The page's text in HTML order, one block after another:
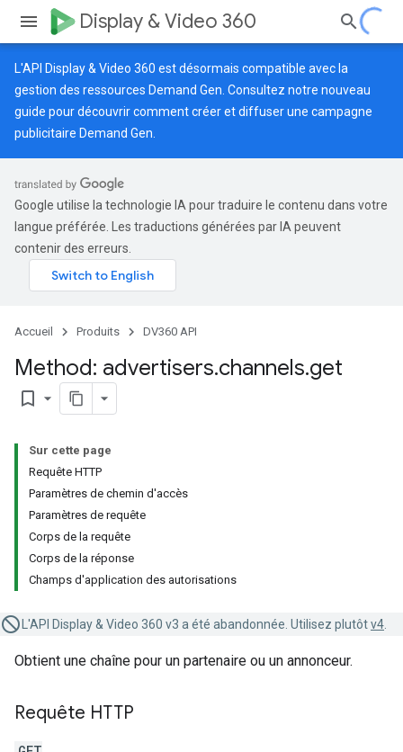
Display & Video 360
L'API Display & Video 360 est désormais compatible avec la
gestion des ressources Demand Gen. Consultez notre nouveau
guide pour découvrir comment créer et diffuser une campagne
publicitaire Demand Gen.
Google utilise la technologie IA pour traduire le contenu dans votre
langue préférée. Les traductions générées par IA peuvent
contenir des erreurs.
Accueil Produits DV360 API
Method: advertisers.channels.get
bookmark_border
Sur cette page
Requête HTTP
Paramètres de chemin d'accès
Paramètres de requête
Corps de la requête
Corps de la réponse
Champs d'application des autorisations
L'API Display & Video 360 v3 a été abandonnée. Utilisez plutôtv4
Obtient une chaîne pour un partenaire ou un annonceur.
Requête HTTP